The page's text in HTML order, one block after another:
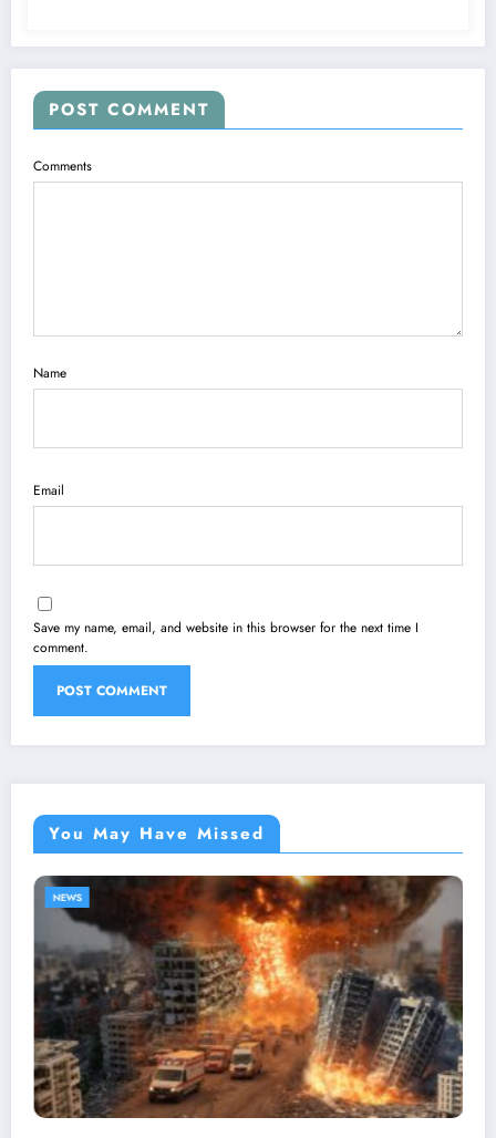
POST COMMENT
Comments
Name
Email
Save my name, email, and website in this browser for the next time I
comment.
You May Have Missed
NEWS